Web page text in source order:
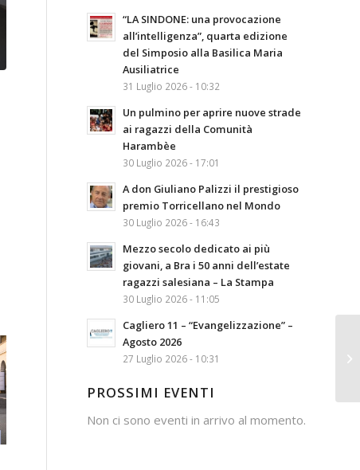
“LA SINDONE: una provocazione
all’intelligenza”, quarta edizione
del Simposio alla Basilica Maria
Ausiliatrice
31 Luglio 2026 - 10:32
Un pulmino per aprire nuove strade
ai ragazzi della Comunità
Harambèe
30 Luglio 2026 - 17:01
A don Giuliano Palizzi il prestigioso
premio Torricellano nel Mondo
30 Luglio 2026 - 16:43
Mezzo secolo dedicato ai più
giovani, a Bra i 50 anni dell’estate
ragazzi salesiana – La Stampa
30 Luglio 2026 - 11:05
Cagliero 11 – “Evangelizzazione” –
Agosto 2026
27 Luglio 2026 - 10:31
PROSSIMI EVENTI
Non ci sono eventi in arrivo al momento.